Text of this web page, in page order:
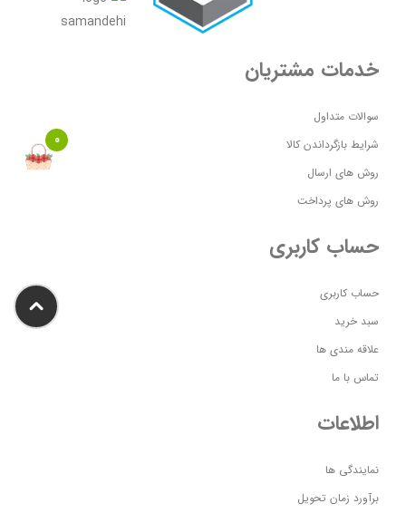
خدمات مشتریان
سوالات متداول
شرایط بازگرداندن کالا
روش های ارسال
روش های پرداخت
حساب کاربری
حساب کاربری
سبد خرید
علاقه مندی ها
تماس با ما
اطلاعات
نمایندگی ها
برآورد زمان تحویل
0